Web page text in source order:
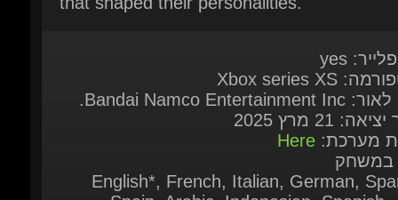
21 מרץ 2025
מערכת:
Here
במשחק
English*, French, Italian, German,
Spain, Arabic, Indonesian, Spanish -
America, Thai, Portuguese - Brazil,
Simplified Chinese, Traditional
Japanese*, Korean ( * = Full audio